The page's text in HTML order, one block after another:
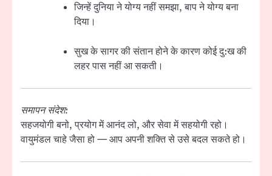
जिन्हें दुनिया ने योग्य नहीं समझा, बाप ने योग्य बना
दिया।
सुख के सागर की संतान होने के कारण कोई दु:ख की
लहर पास नहीं आ सकती।
समापन संदेश:
सहजयोगी बनो, प्रयोग में आनंद लो, और सेवा में सहयोगी रहो।
वायुमंडल चाहे जैसा हो — आप अपनी शक्ति से उसे बदल सकते हो।